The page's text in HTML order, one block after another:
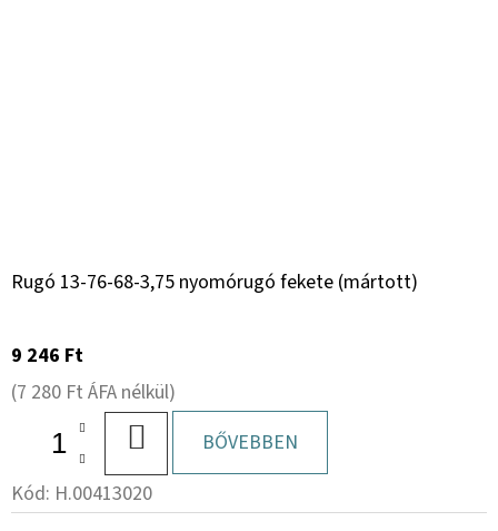
Rugó 13-76-68-3,75 nyomórugó fekete (mártott)
9 246 Ft
(7 280 Ft ÁFA nélkül)
KOSÁRBABŐVEBBEN
Kód: H.00413020